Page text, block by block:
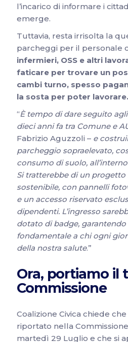
l’incarico di informare i
emerge.
Tuttavia, resta irrisolta la
parcheggi per il personale
infermieri, OSS e altri
faticare per trovare un
cambi turno, spesso
la sosta per poter lavorare.
“È tempo di dare seguito
dieci anni fa tra Comune e
Fabrizio Aguzzoli – e
parcheggio sopraelevato,
consumo di suolo,
Si tratterebbe di un
sostenibile, con pannelli
e un accesso riservato
dipendenti. L’ingresso
dotato di badge,
fondamentale a chi ogni
della nostra salute.”
Ora, portiamo il
Commissione
Coalizione Civica chiede
riportato nella
martedì 29 Luglio e che si